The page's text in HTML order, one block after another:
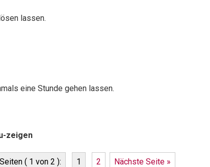
lassen.
eine Stunde gehen lassen.
zeigen
Seiten ( 1 von 2 ): 1 2 Nächste Seite »